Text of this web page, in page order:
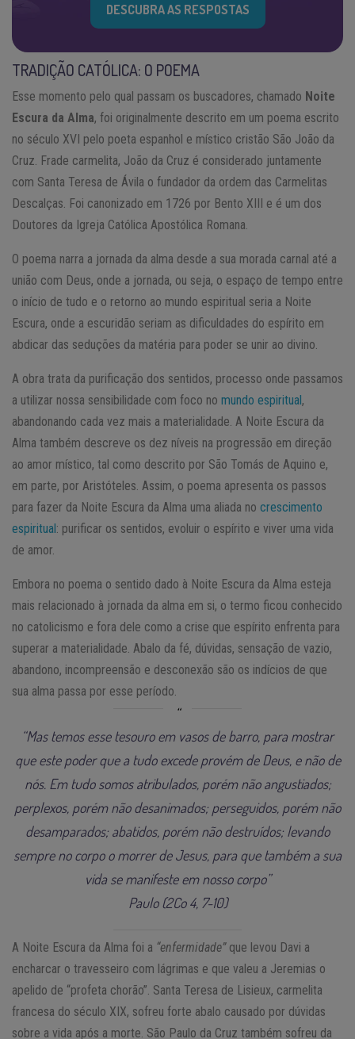
DESCUBRA AS RESPOSTAS
TRADIÇÃO CATÓLICA: O POEMA
Esse momento pelo qual passam os buscadores, chamado Noite
Escura da Alma, foi originalmente descrito em um poema escrito
no século XVI pelo poeta espanhol e místico cristão São João da
Cruz. Frade carmelita, João da Cruz é considerado juntamente
com Santa Teresa de Ávila o fundador da ordem das Carmelitas
Descalças. Foi canonizado em 1726 por Bento XIII e é um dos
Doutores da Igreja Católica Apostólica Romana.
O poema narra a jornada da alma desde a sua morada carnal até a
união com Deus, onde a jornada, ou seja, o espaço de tempo entre
o início de tudo e o retorno ao mundo espiritual seria a Noite
Escura, onde a escuridão seriam as dificuldades do espírito em
abdicar das seduções da matéria para poder se unir ao divino.
A obra trata da purificação dos sentidos, processo onde passamos
a utilizar nossa sensibilidade com foco no mundo espiritual,
abandonando cada vez mais a materialidade. A Noite Escura da
Alma também descreve os dez níveis na progressão em direção
ao amor místico, tal como descrito por São Tomás de Aquino e,
em parte, por Aristóteles. Assim, o poema apresenta os passos
para fazer da Noite Escura da Alma uma aliada no crescimento
espiritual: purificar os sentidos, evoluir o espírito e viver uma vida
de amor.
Embora no poema o sentido dado à Noite Escura da Alma esteja
mais relacionado à jornada da alma em si, o termo ficou conhecido
no catolicismo e fora dele como a crise que espírito enfrenta para
superar a materialidade. Abalo da fé, dúvidas, sensação de vazio,
abandono, incompreensão e desconexão são os indícios de que
sua alma passa por esse período.
“Mas temos esse tesouro em vasos de barro, para mostrar
que este poder que a tudo excede provém de Deus, e não de
nós. Em tudo somos atribulados, porém não angustiados;
perplexos, porém não desanimados; perseguidos, porém não
desamparados; abatidos, porém não destruídos; levando
sempre no corpo o morrer de Jesus, para que também a sua
vida se manifeste em nosso corpo”
Paulo (2Co 4, 7-10)
A Noite Escura da Alma foi a “enfermidade”que levou Davi a
encharcar o travesseiro com lágrimas e que valeu a Jeremias o
apelido de “profeta chorão”. Santa Teresa de Lisieux, carmelita
francesa do século XIX, sofreu forte abalo causado por dúvidas
sobre a vida após a morte. São Paulo da Cruz também sofreu da